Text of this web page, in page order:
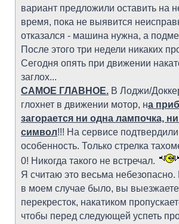
вариант предложили оставить на
время, пока не выявится
отказался - машина нужна, а
После этого три недели никаких
Сегодня опять при движении
заглох...
САМОЕ ГЛАВНОЕ. В Лоджи/
глохнет в движении мотор, на
загорается ни одна лампочка,
символ!!! На сервисе
особенность. Только стрелка
0! Никогда такого не встречал.
Я считаю это весьма
в моем случае было, вы
перекресток, накатиком
чтобы перед следующей успеть